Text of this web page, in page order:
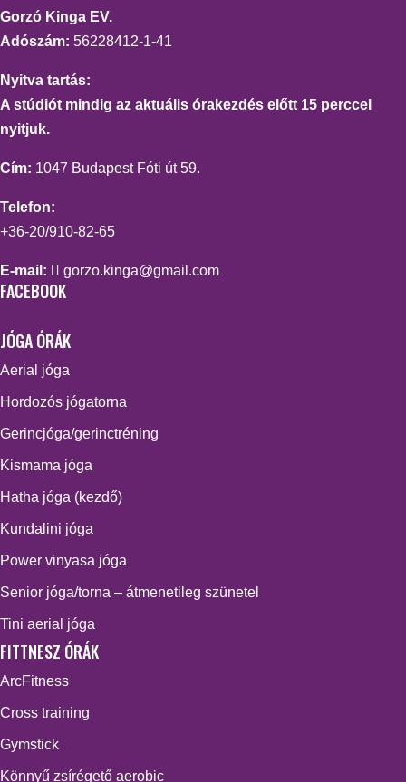
Gorzó Kinga EV.
Adószám: 56228412-1-41
Nyitva tartás:
A stúdiót mindig az aktuális órakezdés előtt 15 perccel
nyitjuk.
Cím: 1047 Budapest Fóti út 59.
Telefon:
+36-20/910-82-65
E-mail: gorzo.kinga@gmail.com
FACEBOOK
JÓGA ÓRÁK
Aerial jóga
Hordozós jógatorna
Gerincjóga/gerinctréning
Kismama jóga
Hatha jóga (kezdő)
Kundalini jóga
Power vinyasa jóga
Senior jóga/torna – átmenetileg szünetel
Tini aerial jóga
FITTNESZ ÓRÁK
ArcFitness
Cross training
Gymstick
Könnyű zsírégető aerobic